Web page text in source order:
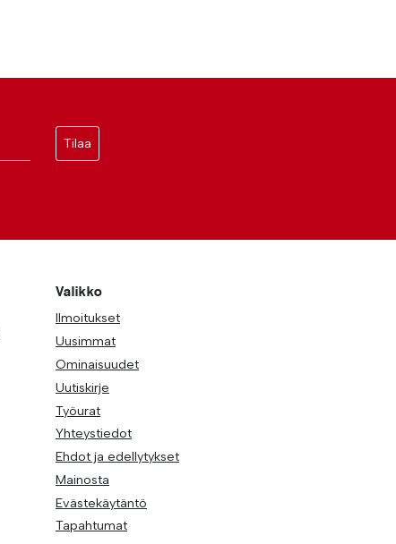
Tilaa
Valikko
Ilmoitukset
Uusimmat
Ominaisuudet
Uutiskirje
Työurat
Yhteystiedot
Ehdot ja edellytykset
Mainosta
Evästekäytäntö
Tapahtumat